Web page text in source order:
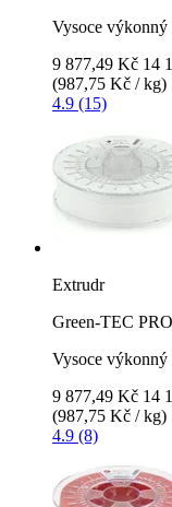
Vysoce výkonný
9 877,49 Kč 14
(987,75 Kč / kg)
4.9 (15)
Extrudr
Green-TEC
Vysoce výkonný
9 877,49 Kč 14
(987,75 Kč / kg)
4.9 (8)